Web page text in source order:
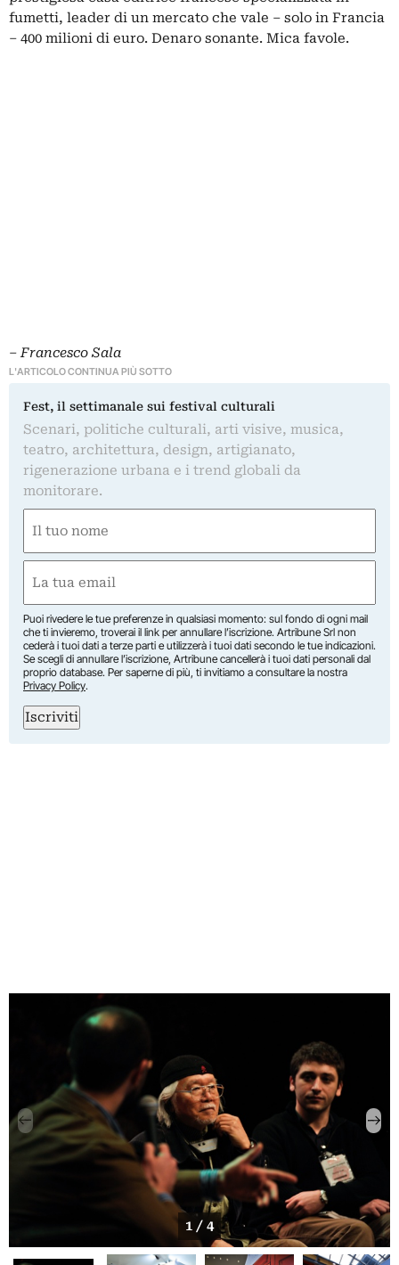
fumetti, leader di un mercato che vale – solo in Francia
– 400 milioni di euro. Denaro sonante. Mica favole.
– Francesco Sala
L'ARTICOLO CONTINUA PIÙ SOTTO
Fest, il settimanale sui festival culturali
Scenari, politiche culturali, arti visive, musica,
teatro, architettura, design, artigianato,
rigenerazione urbana e i trend globali da
monitorare.
(Required)
First
(Required)
Puoi rivedere le tue preferenze in qualsiasi momento: sul fondo di ogni mail
che ti invieremo, troverai il link per annullare l’iscrizione. Artribune Srl non
cederà i tuoi dati a terze parti e utilizzerà i tuoi dati secondo le tue indicazioni.
Se scegli di annullare l’iscrizione, Artribune cancellerà i tuoi dati personali dal
proprio database. Per saperne di più, ti invitiamo a consultare la nostra
Privacy Policy.
Iscriviti
1 / 4